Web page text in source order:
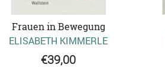
Frauen in Bewegung
ELISABETH KIMMERLE
€39,00